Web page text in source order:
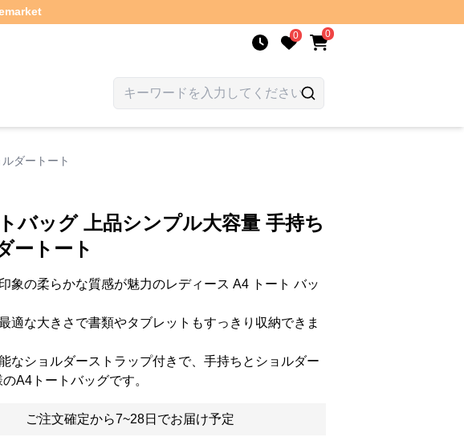
0 0
ダートート
バッグ 上品シンプル大容量 手持ち
ートート
象の柔らかな質感が魅力のレディース A4 トート バッ
適な大きさで書類やタブレットもすっきり収納できま
なショルダーストラップ付きで、手持ちとショルダー
A4トートバッグです。
ご注文確定から7~28日でお届け予定